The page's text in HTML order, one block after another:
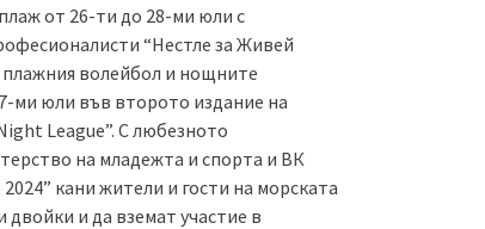
от 26-ти до 28-ми юли с
“Нестле за Живей
плажния волейбол и нощните
ми юли във второто издание на
League”. С любезното
на младежта и спорта и ВК
кани жители и гости на морската
и да вземат участие в